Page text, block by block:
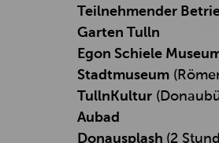
Teilnehmender
Garten Tulln
Egon Schiele
Stadtmuseum
TullnKultur
Aubad
Donausplash (2